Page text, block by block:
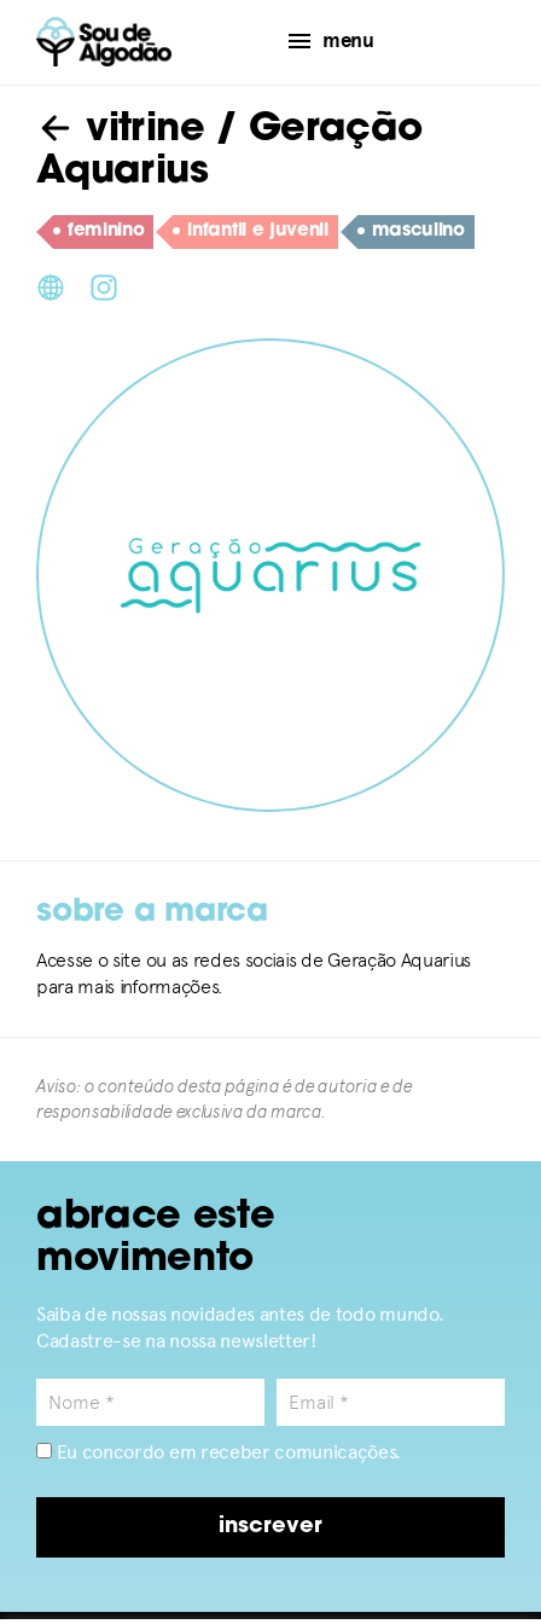
menu
vitrine/ Geração
Aquarius
feminino infantil e juvenil masculino
sobre a marca
Acesse o site ou as redes sociais de Geração Aquarius
para mais informações.
Aviso: o conteúdo desta página é de autoria e de
responsabilidade exclusiva da marca.​
abrace este
movimento
Saiba de nossas novidades antes de todo mundo.
Cadastre-se na nossa newsletter!
Eu concordo em receber comunicações.
inscrever